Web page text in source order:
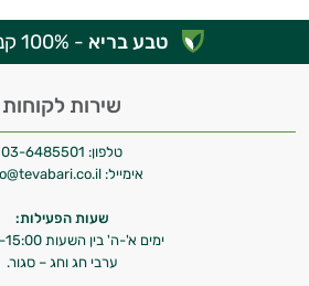
טבע בריא - 100% קנייה בטוחה
שירות לקוחות
טלפון: 03-6485501
אימייל: info@tevabari.co.il
שעות הפעילות:
ימים א'-ה' בין השעות 09:00-15:00
ערבי חג וחג – סגור.